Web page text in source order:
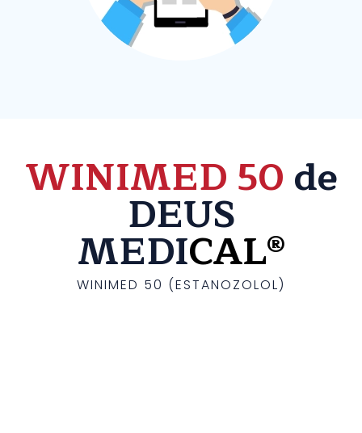
WINIMED 50de
DEUS
MEDICAL®
WINIMED 50 (ESTANOZOLOL)